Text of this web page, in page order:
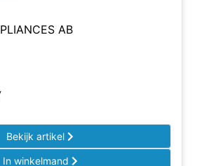
AB
Bekijk artikel
In winkelmand